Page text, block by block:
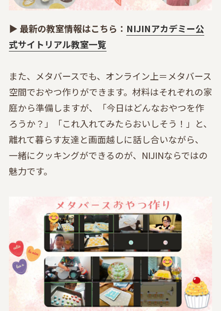
▶️ 最新の教室情報はこちら： NIJINアカデミー公
式サイトリアル教室一覧
また、メタバースでも、オンライン上＝メタバース
空間でおやつ作りができます。材料はそれぞれの家
庭から準備しますが、「今日はどんなおやつを作
ろうか？」「これ入れてみたらおいしそう！」と、
離れて暮らす友達と画面越しに話し合いながら、
一緒にクッキングができるのが、NIJINならではの
魅力です。